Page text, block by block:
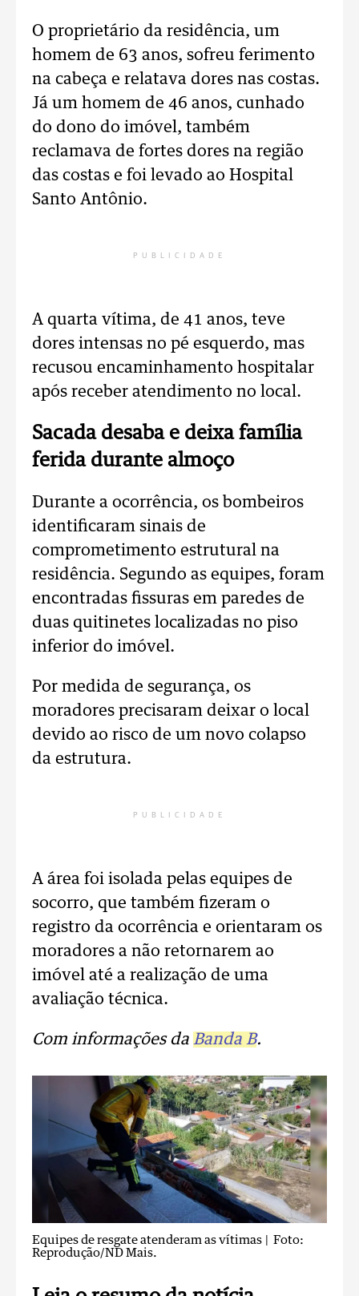
O proprietário da residência, um
homem de 63 anos, sofreu ferimento
na cabeça e relatava dores nas costas.
Já um homem de 46 anos, cunhado
do dono do imóvel, também
reclamava de fortes dores na região
das costas e foi levado ao Hospital
Santo Antônio.
PUBLICIDADE
A quarta vítima, de 41 anos, teve
dores intensas no pé esquerdo, mas
recusou encaminhamento hospitalar
após receber atendimento no local.
Sacada desaba e deixa família
ferida durante almoço
Durante a ocorrência, os bombeiros
identificaram sinais de
comprometimento estrutural na
residência. Segundo as equipes, foram
encontradas fissuras em paredes de
duas quitinetes localizadas no piso
inferior do imóvel.
Por medida de segurança, os
moradores precisaram deixar o local
devido ao risco de um novo colapso
da estrutura.
PUBLICIDADE
A área foi isolada pelas equipes de
socorro, que também fizeram o
registro da ocorrência e orientaram os
moradores a não retornarem ao
imóvel até a realização de uma
avaliação técnica.
Com informações da Banda B.
Equipes de resgate atenderam as vítimas
| Foto:
Reprodução/ND Mais.